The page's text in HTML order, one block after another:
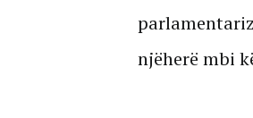
njëherë mbi